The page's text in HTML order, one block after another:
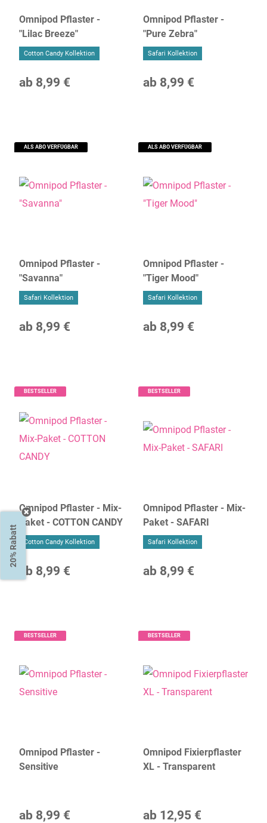
Omnipod Pflaster -
"Lilac Breeze"
Cotton Candy Kollektion
ab 8,99 €
Omnipod Pflaster -
"Pure Zebra"
Safari Kollektion
ab 8,99 €
ALS ABO VERFÜGBAR
Omnipod Pflaster -
"Savanna"
Safari Kollektion
ab 8,99 €
ALS ABO VERFÜGBAR
Omnipod Pflaster -
"Tiger Mood"
Safari Kollektion
ab 8,99 €
BESTSELLER
Omnipod Pflaster - Mix-
Paket - COTTON CANDY
Cotton Candy Kollektion
ab 8,99 €
BESTSELLER
Omnipod Pflaster - Mix-
Paket - SAFARI
Safari Kollektion
ab 8,99 €
BESTSELLER
Omnipod Pflaster -
Sensitive
ab 8,99 €
BESTSELLER
Omnipod Fixierpflaster
XL - Transparent
ab 12,95 €
20% Rabatt